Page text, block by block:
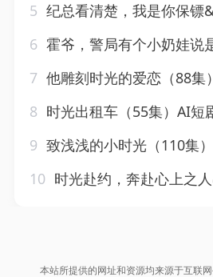
5 纪总看清楚，我是你保镖&纪总看清楚
6 霍爷，警局有个小奶娃说是你儿子第一季&霍爷警局有个小
7 他雕刻时光的爱恋（88集
8 时光出租车（55集）AI短
9 致浅浅的小时光（110集
10 时光赴约，奔赴心上之人&时光赴约奔
本站所提供的网址和资源均来源于互联